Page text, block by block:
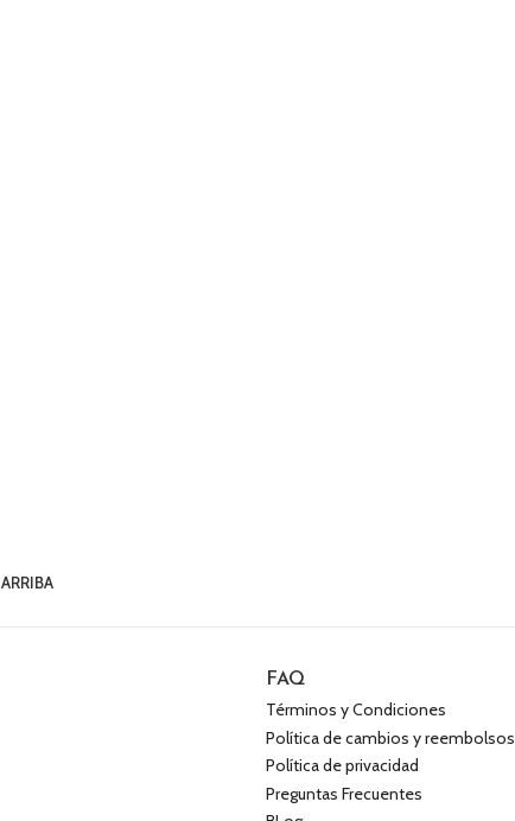
FAQ
Términos y Condiciones
Política de cambios y reembolsos
Política de privacidad
Preguntas Frecuentes